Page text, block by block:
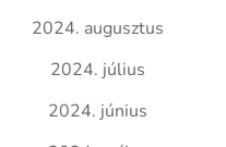
2024. augusztus
2024. július
2024. június